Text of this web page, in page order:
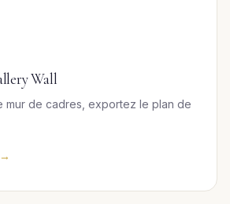
Wall
mur de cadres, exportez le plan de